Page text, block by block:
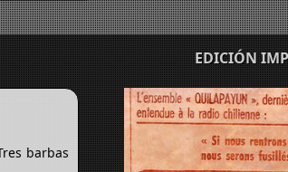
barbas
EDICIÓN